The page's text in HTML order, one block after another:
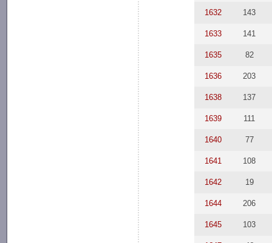
1632 143
1633 141
1635 82
1636 203
1638 137
1639 111
1640 77
1641 108
1642 19
1644 206
1645 103